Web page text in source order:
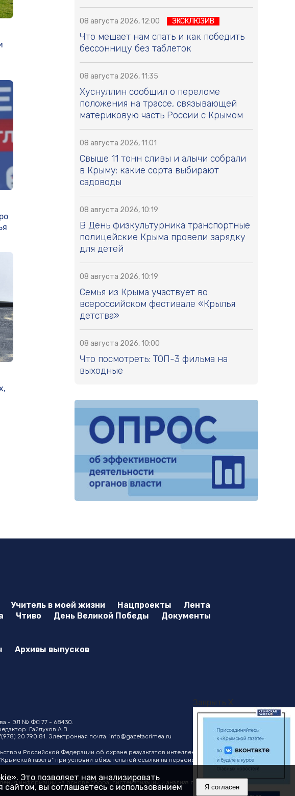
08 августа 2026, 12:00 ЭКСКЛЮЗИВ
Что мешает нам спать и как победить
бессонницу без таблеток
08 августа 2026, 11:35
Хуснуллин сообщил о переломе
положения на трассе, связывающей
материковую часть России с Крымом
08 августа 2026, 11:01
Свыше 11 тонн сливы и алычи собрали
в Крыму: какие сорта выбирают
садоводы
08 августа 2026, 10:19
В День физкультурника транспортные
полицейские Крыма провели зарядку
для детей
08 августа 2026, 10:19
Семья из Крыма участвует во
всероссийском фестивале «Крылья
детства»
08 августа 2026, 10:00
Что посмотреть: ТОП-3 фильма на
выходные
Закрыть X
Учитель в моей жизни Нацпроекты
Лента
Чтиво День Великой Победы
Документы
Архивы выпусков
- ЭЛ № ФС 77 - 68430.
Гайдуков А.В.
20 790 81. Электронная почта: info@gazetacrimea.ru
Российской Федерации об охране результатов интеллектуальной
газеты" при условии обязательной ссылки на первоисточник в виде
информации на основе сбора, систематизации и анализа сведений,
Это позволяет нам анализировать
вы соглашаетесь с использованием
Я согласен